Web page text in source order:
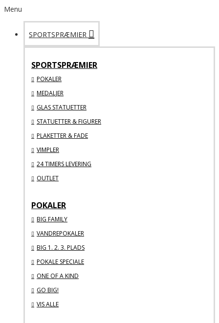
Menu
SPORTSPRÆMIER
SPORTSPRÆMIER
POKALER
MEDALJER
GLAS STATUETTER
STATUETTER & FIGURER
PLAKETTER & FADE
VIMPLER
24 TIMERS LEVERING
OUTLET
POKALER
BIG FAMILY
VANDREPOKALER
BIG 1. 2. 3. PLADS
POKALE SPECIALE
ONE OF A KIND
GO BIG!
VIS ALLE